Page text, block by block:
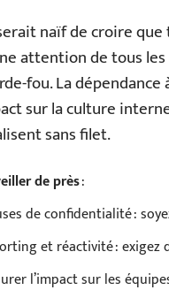
naïf de croire
attention de tous
fou. La
sur la culture
sans filet.
de près:
de confidentialité :
et réactivité : exigez
l’impact sur les